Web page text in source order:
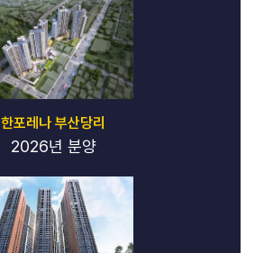
한포레나 부산당리
2026년 분양